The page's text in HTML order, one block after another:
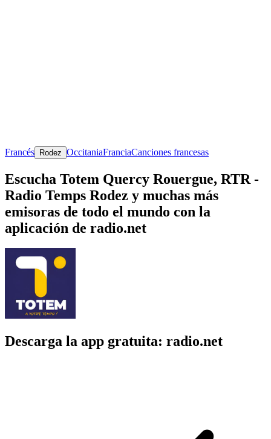
Francés Rodez OccitaniaFranciaCanciones francesas
Escucha Totem Quercy Rouergue, RTR -
Radio Temps Rodez y muchas más
emisoras de todo el mundo con la
aplicación de radio.net
Descarga la app gratuita: radio.net